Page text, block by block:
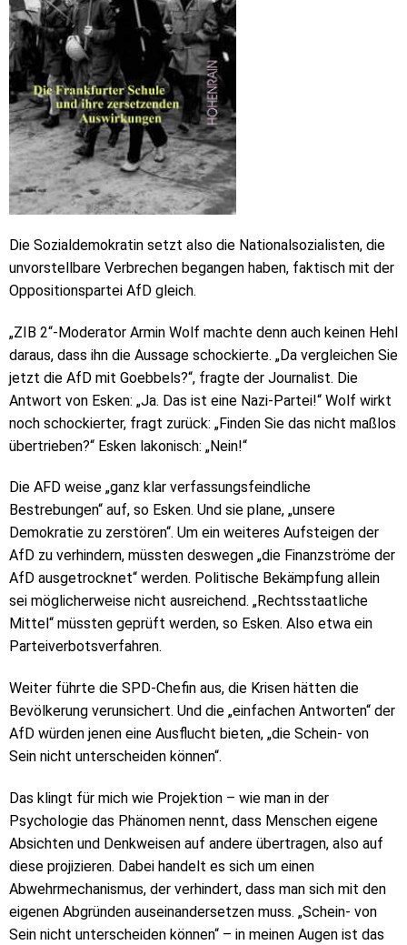
Die Sozialdemokratin setzt also die Nationalsozialisten, die
unvorstellbare Verbrechen begangen haben, faktisch mit der
Oppositionspartei AfD gleich.
„ZIB 2“-Moderator Armin Wolf machte denn auch keinen Hehl
daraus, dass ihn die Aussage schockierte. „Da vergleichen Sie
jetzt die AfD mit Goebbels?“, fragte der Journalist. Die
Antwort von Esken: „Ja. Das ist eine Nazi-Partei!“ Wolf wirkt
noch schockierter, fragt zurück: „Finden Sie das nicht maßlos
übertrieben?“ Esken lakonisch: „Nein!“
Die AFD weise „ganz klar verfassungsfeindliche
Bestrebungen“ auf, so Esken. Und sie plane, „unsere
Demokratie zu zerstören“. Um ein weiteres Aufsteigen der
AfD zu verhindern, müssten deswegen „die Finanzströme der
AfD ausgetrocknet“ werden. Politische Bekämpfung allein
sei möglicherweise nicht ausreichend. „Rechtsstaatliche
Mittel“ müssten geprüft werden, so Esken. Also etwa ein
Parteiverbotsverfahren.
Weiter führte die SPD-Chefin aus, die Krisen hätten die
Bevölkerung verunsichert. Und die „einfachen Antworten“ der
AfD würden jenen eine Ausflucht bieten, „die Schein- von
Sein nicht unterscheiden können“.
Das klingt für mich wie Projektion – wie man in der
Psychologie das Phänomen nennt, dass Menschen eigene
Absichten und Denkweisen auf andere übertragen, also auf
diese projizieren. Dabei handelt es sich um einen
Abwehrmechanismus, der verhindert, dass man sich mit den
eigenen Abgründen auseinandersetzen muss. „Schein- von
Sein nicht unterscheiden können“ – in meinen Augen ist das